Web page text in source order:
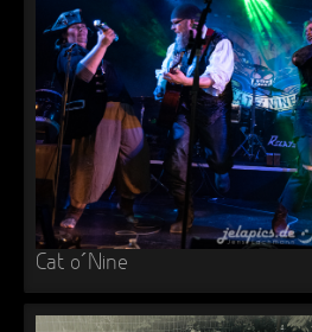
► Rattenfänger
Oberer Totpunkt
► Dia De Los Muertos
Oberer Totpunkt
► Alltag macht tot
Oberer Totpunkt
► Die Krieger
Oberer Totpunkt
► Imperator
► Maschinenherz
Oberer Totpunkt
Cat o´Nine